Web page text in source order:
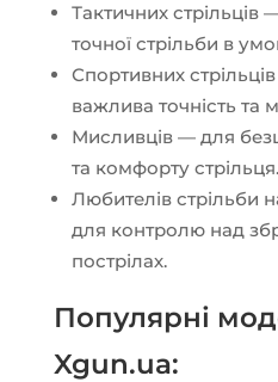
Тактичних стрільців
точної стрільби в
Спортивних
важлива точність та
Мисливців — для
та комфорту стрільця.
Любителів стрільби
для контролю над
пострілах.
Популярні
Xgun.ua: